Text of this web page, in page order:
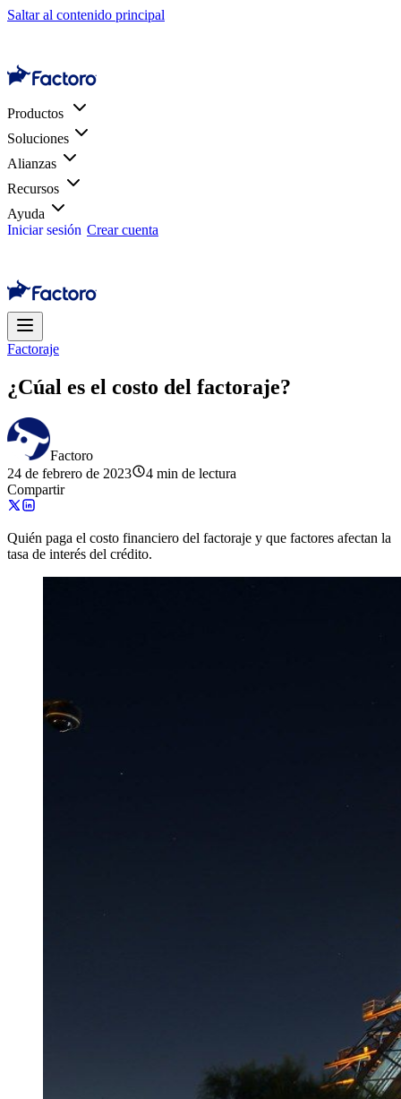
Saltar al contenido principal
Productos
Soluciones
Alianzas
Recursos
Ayuda
Iniciar sesión Crear cuenta
Factoraje
¿Cúal es el costo del factoraje?
Factoro
24 de febrero de 2023
4 min de lectura
Compartir
Quién paga el costo financiero del factoraje y que factores afectan la
tasa de interés del crédito.